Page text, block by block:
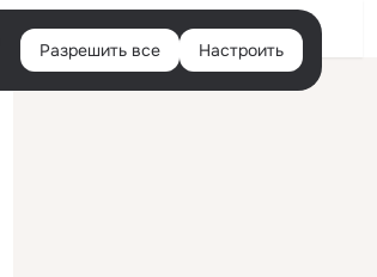
Войти
Разрешить все Настроить